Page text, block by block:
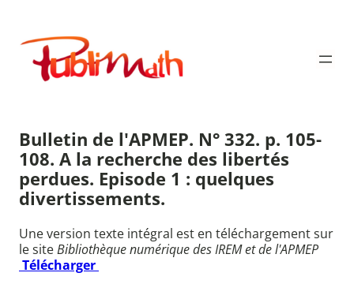
contenu
Publimath
Bulletin de l'APMEP. N° 332. p. 105-
108. A la recherche des libertés
perdues. Episode 1 : quelques
divertissements.
Une version texte intégral est en téléchargement sur
le siteBibliothèque numérique des IREM et de l'APMEP
Télécharger